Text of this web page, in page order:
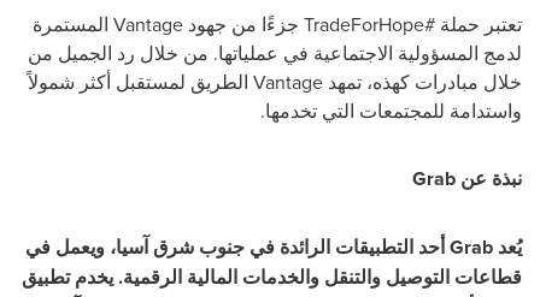
تعتبر حملة #TradeForHope جزءًا من جهود Vantage المستمرة
لدمج المسؤولية الاجتماعية في عملياتها. من خلال رد الجميل من
خلال مبادرات كهذه، تمهد Vantage الطريق لمستقبل أكثر شمولاً
واستدامة للمجتمعات التي تخدمها.
نبذة عن Grab
يُعد Grabأحد التطبيقات الرائدة في جنوب شرق آسيا، ويعمل في
قطاعات التوصيل والتنقل والخدمات المالية الرقمية. يخدم تطبيق